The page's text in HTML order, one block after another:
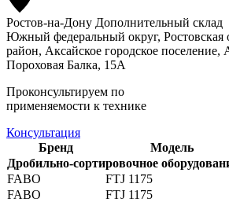
Ростов-на-Дону Дополнительный склад
Южный федеральный округ, Ростовская
район, Аксайское городское поселение,
Пороховая Балка, 15А
Проконсультируем по
применяемости к технике
Консультация
Бренд
Модель
Дробильно-сортировочное
FABO
FTJ 1175
FABO
FTJ 1175